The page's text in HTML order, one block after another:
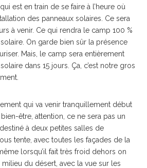
est en train de se faire à l’heure où
des panneaux solaires. Ce sera
à venir. Ce qui rendra le camp 100 %
On garde bien sûr la présence
Mais, le camp sera entièrement
dans 15 jours. Ça, c’est notre gros
qui va venir tranquillement début
être, attention, ce ne sera pas un
à deux petites salles de
tente, avec toutes les façades de la
lorsqu’il fait très froid dehors on
du désert, avec la vue sur les